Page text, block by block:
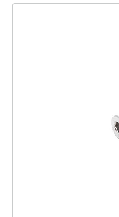
Vis M5 x 17 pour douchette